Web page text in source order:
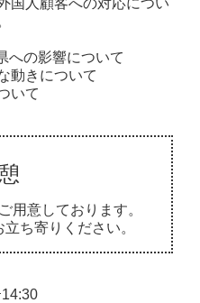
国人顧客への対応につい
への影響について
動きについて
いて
用意しております。
ち寄りください。